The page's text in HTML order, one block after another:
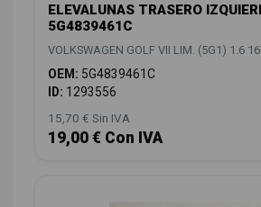
ELEVALUNAS TRASERO
5G4839461C
VOLKSWAGEN GOLF VII LIM. (5G1) 1.6
OEM: 5G4839461C
ID: 1293556
15,70 € Sin IVA
19,00 € Con IVA